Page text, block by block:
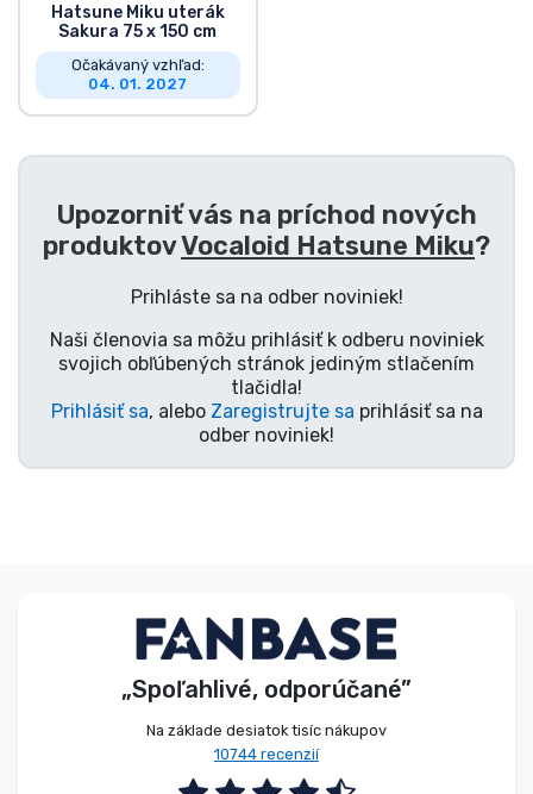
Hatsune Miku uterák
Sakura 75 x 150 cm
Očakávaný vzhľad:
04. 01. 2027
Upozorniť vás na príchod nových
produktovVocaloid Hatsune Miku?
Prihláste sa na odber noviniek!
Naši členovia sa môžu prihlásiť k odberu noviniek
svojich obľúbených stránok jediným stlačením
tlačidla!
Prihlásiť sa, alebo Zaregistrujte sa prihlásiť sa na
odber noviniek!
„Spoľahlivé, odporúčané”
Na základe desiatok tisíc nákupov
10744 recenzií
Zoradiť podľa Anime
Zoradiť podľa hier
Zoradiť podľa športu
Zoradiť podľa hudby
Typy výrobkov
Značky